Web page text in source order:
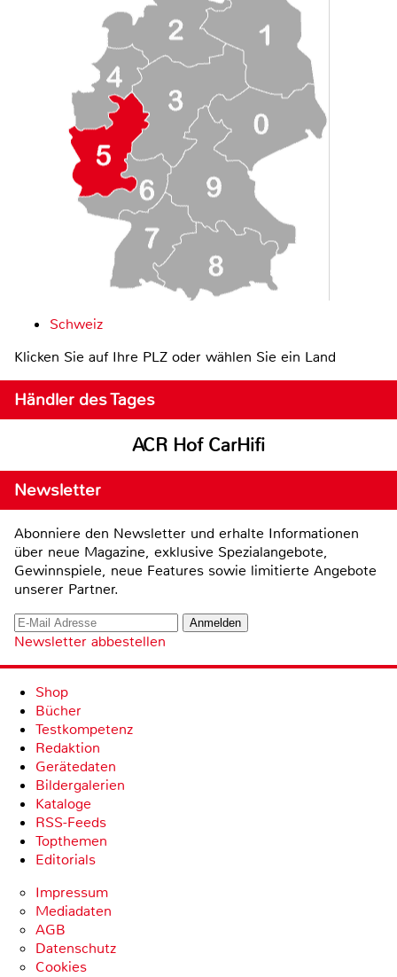
Schweiz
Klicken Sie auf Ihre PLZ oder wählen Sie ein Land
Händler des Tages
ACR Hof CarHifi
Newsletter
Abonniere den Newsletter und erhalte Informationen
über neue Magazine, exklusive Spezialangebote,
Gewinnspiele, neue Features sowie limitierte Angebote
unserer Partner.
Newsletter abbestellen
Shop
Bücher
Testkompetenz
Redaktion
Gerätedaten
Bildergalerien
Kataloge
RSS-Feeds
Topthemen
Editorials
Impressum
Mediadaten
AGB
Datenschutz
Cookies